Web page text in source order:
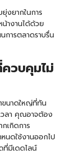
งยากในการ
างานได้ด้วย
การตลาดราบรื่น
ควบคุมไม่
ขนาดใหญ่ที่ทัน
วลา คุณอาจต้อง
กเกิดการ
นดใช้งานออกไป
ที่มีเดดไลน์